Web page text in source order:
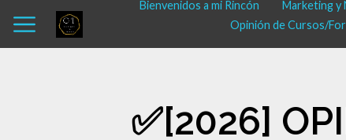
Bienvenidos a mi Rincón Marketing y
Opinión de Cursos/
✅​[2026]